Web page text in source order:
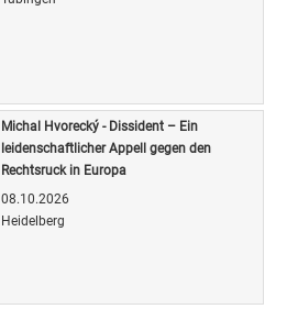
Michal Hvorecký - Dissident – Ein
leidenschaftlicher Appell gegen den
Rechtsruck in Europa
08.10.2026
Heidelberg